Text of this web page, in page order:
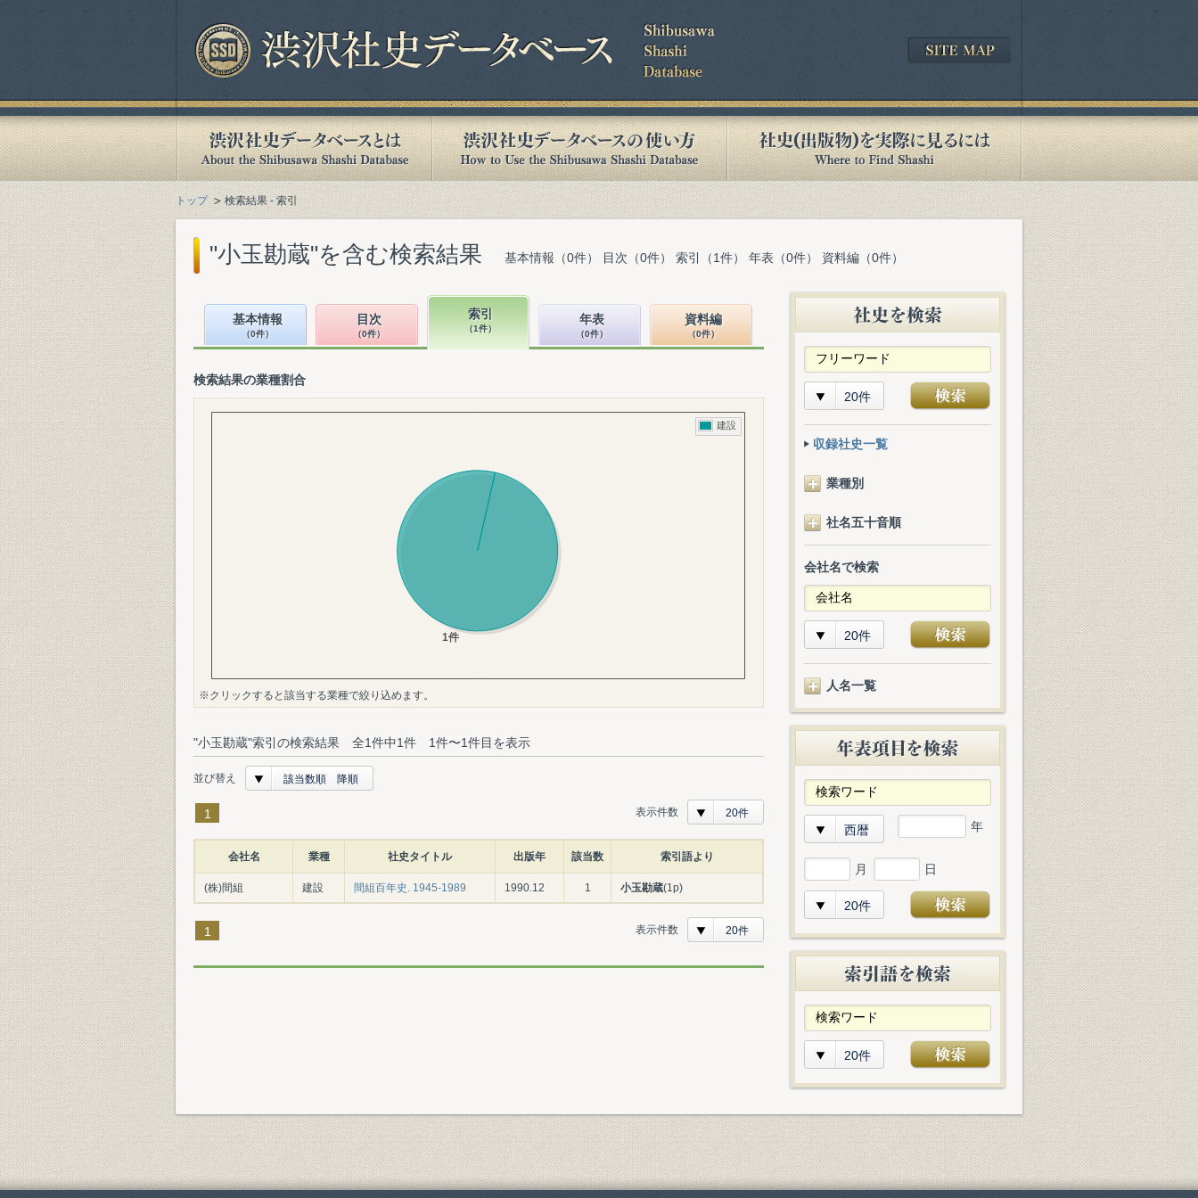
トップ 検索結果 - 索引
"小玉勘蔵"を含む検索結果 基本情報（0件） 目次（0件） 索引（1件） 年表（0件） 資料編（0件）
基本情報
（0件）
目次
（0件）
索引
（1件）
年表
（0件）
資料編
（0件）
検索結果の業種割合
※クリックすると該当する業種で絞り込めます。
"小玉勘蔵"索引の検索結果 全1件中1件 1件〜1件目を表示
並び替え 該当数順 降順
1 表示件数 20件
会社名 業種 社史タイトル 出版年 該当数 索引語より
(株)間組 建設 間組百年史. 1945-1989 1990.12 1 小玉勘蔵(1p)
1 表示件数 20件
20件
収録社史一覧
業種別
社名五十音順
会社名で検索
20件
人名一覧
西暦 年
月 日
20件
20件